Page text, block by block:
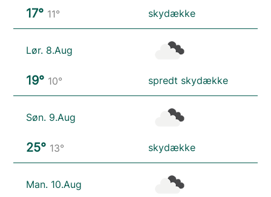
17° 11° skydække
Lør. 8.Aug
19° 10° spredt skydække
Søn. 9.Aug
25° 13° skydække
Man. 10.Aug